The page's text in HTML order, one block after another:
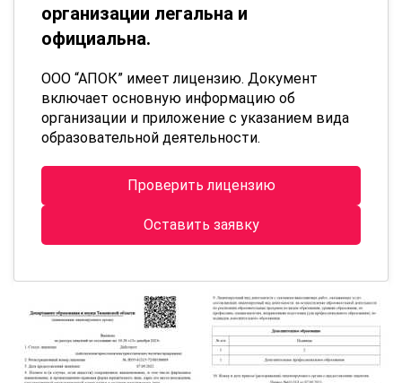
организации легальна и
официальна.
ООО “АПОК” имеет лицензию. Документ
включает основную информацию об
организации и приложение с указанием вида
образовательной деятельности.
Проверить лицензию
Оставить заявку